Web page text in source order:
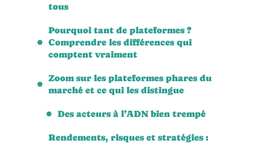
tous
Pourquoi tant de plateformes ?
Comprendre les différences qui
comptent vraiment
Zoom sur les plateformes phares du
marché et ce qui les distingue
Des acteurs à l’ADN bien trempé
Rendements, risques et stratégies :